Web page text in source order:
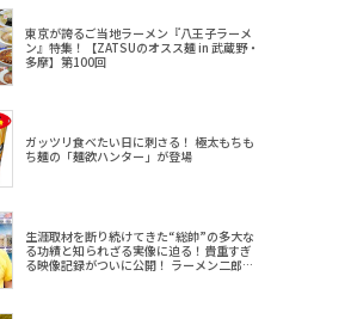
東京が誇るご当地ラーメン『八王子ラーメ
ン』特集！【ZATSUのオスス麺 in 武蔵野・
多摩】第100回
ガッツリ食べたい日に刺さる！ 極太もちも
ち麺の「麺欲ハンター」が登場
生涯取材を断り続けてきた“総帥”の多大な
る功績と知られざる実像に迫る！貴重すぎ
る映像記録がついに公開！ ラーメン二郎